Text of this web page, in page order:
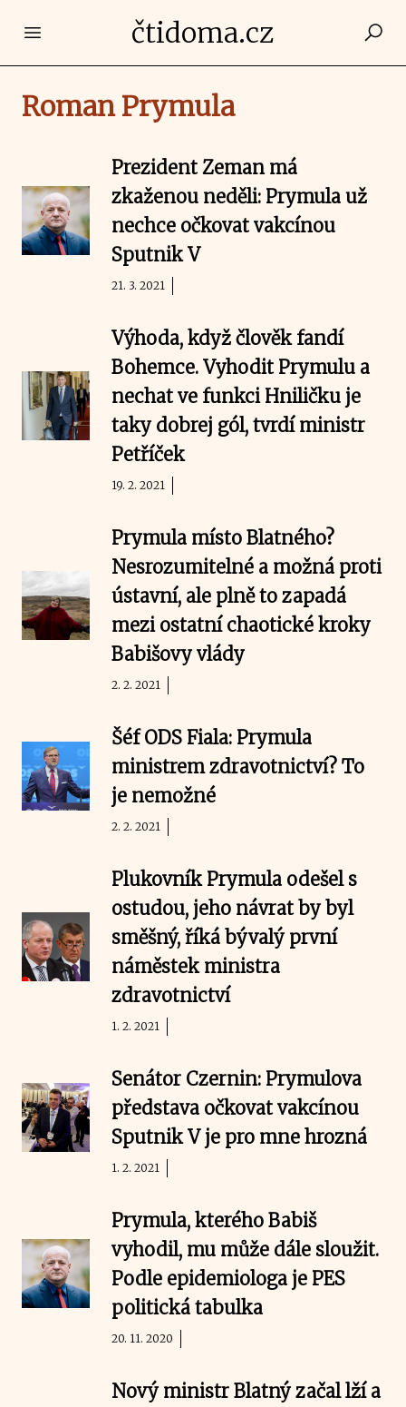
Open main menučtidoma.cz
Roman Prymula
Prezident Zeman má
zkaženou neděli: Prymula už
nechce očkovat vakcínou
Sputnik V
21. 3. 2021
Výhoda, když člověk fandí
Bohemce. Vyhodit Prymulu a
nechat ve funkci Hniličku je
taky dobrej gól, tvrdí ministr
Petříček
19. 2. 2021
Prymula místo Blatného?
Nesrozumitelné a možná proti
ústavní, ale plně to zapadá
mezi ostatní chaotické kroky
Babišovy vlády
2. 2. 2021
Šéf ODS Fiala: Prymula
ministrem zdravotnictví? To
je nemožné
2. 2. 2021
Plukovník Prymula odešel s
ostudou, jeho návrat by byl
směšný, říká bývalý první
náměstek ministra
zdravotnictví
1. 2. 2021
Senátor Czernin: Prymulova
představa očkovat vakcínou
Sputnik V je pro mne hrozná
1. 2. 2021
Prymula, kterého Babiš
vyhodil, mu může dále sloužit.
Podle epidemiologa je PES
politická tabulka
20. 11. 2020
Nový ministr Blatný začal lží a